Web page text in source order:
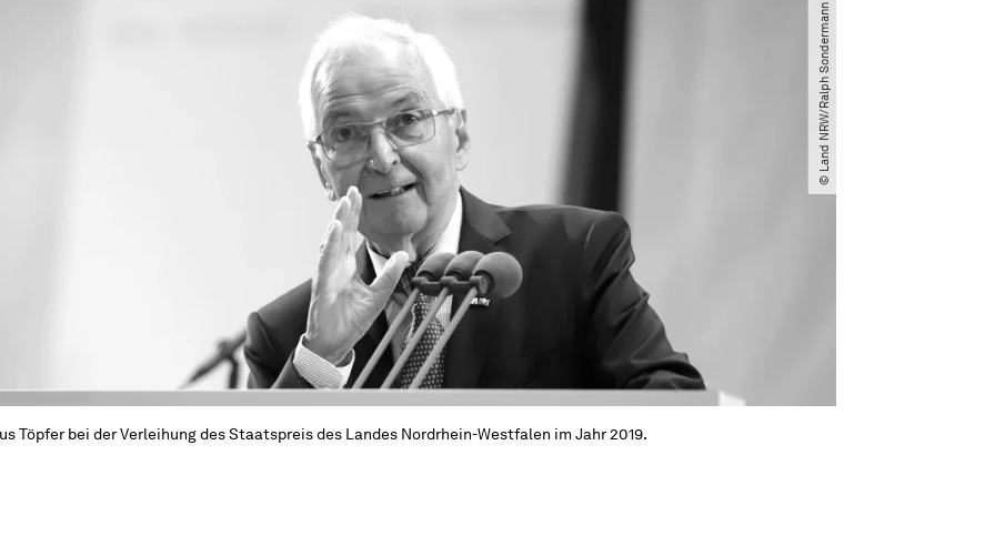
© Land NRW​/​Ralph Sondermann
Töpfer bei der Verleihung des Staatspreis des Landes Nordrhein-Westfalen im Jahr 2019.